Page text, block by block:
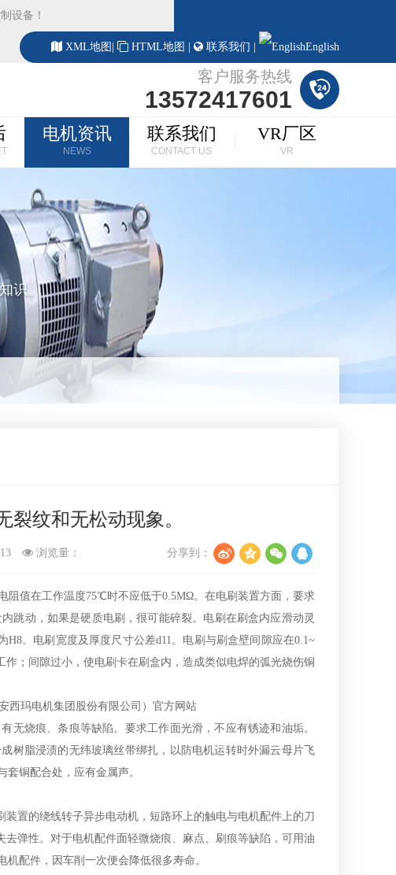
设备！
XML地图 HTML地图 联系我们 English
客户服务热线
13572417601
电机资讯
NEWS
联系我们
CONTACT US
VR厂区
VR
识。
裂纹和无松动现象。
浏览量： 分享到：
阻值在工作温度75℃时不应低于0.5MΩ。在电刷装置方面，要求
跳动，如果是硬质电刷，很可能碎裂。电刷在刷盒内应滑动灵
。电刷宽度及厚度尺寸公差d11。电刷与刷盒壁间隙应在0.1~
；间隙过小，使电刷卡在刷盒内，造成类似电焊的弧光烧伤铜
无烧痕、条痕等缺陷。要求工作面光滑，不应有锈迹和油垢。
树脂浸渍的无纬玻璃丝带绑扎，以防电机运转时外漏云母片飞
铜配合处，应有金属声。
置的绕线转子异步电动机，短路环上的触电与电机配件上的刀
弹性。对于电机配件面轻微烧痕、麻点、刷痕等缺陷，可用油
配件，因车削一次便会降低很多寿命。